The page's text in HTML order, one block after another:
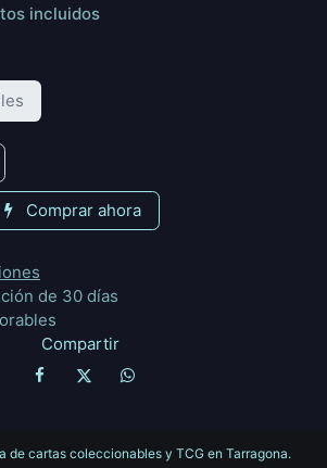
incluidos
Comprar ahora
de 30 días
Compartir
de cartas coleccionables y TCG en Tarragona.